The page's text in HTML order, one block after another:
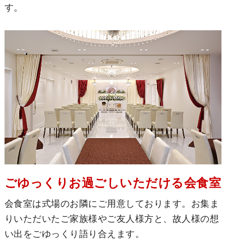
す。
ごゆっくりお過ごしいただける会食室
会食室は式場のお隣にご用意しております。お集ま
りいただいたご家族様やご友人様方と、故人様の想
い出をごゆっくり語り合えます。